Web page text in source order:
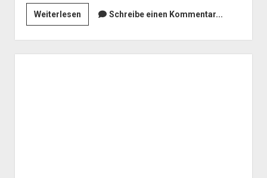
WeiterlesenVon
Schilden
und
Schildern
Schreibe einen Kommentar...